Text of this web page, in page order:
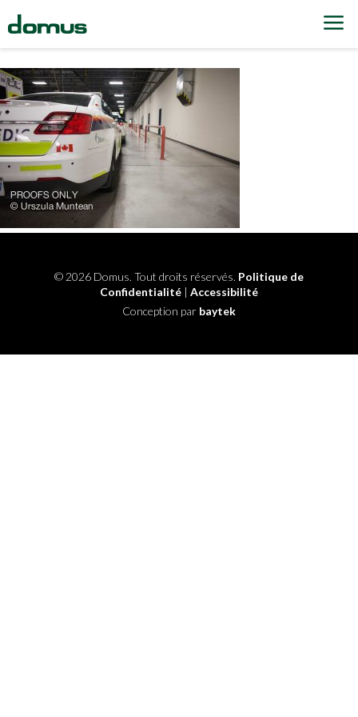
© 2026 Domus. Tout droits réservés. Politique de
Confidentialité | Accessibilité
Conception par baytek